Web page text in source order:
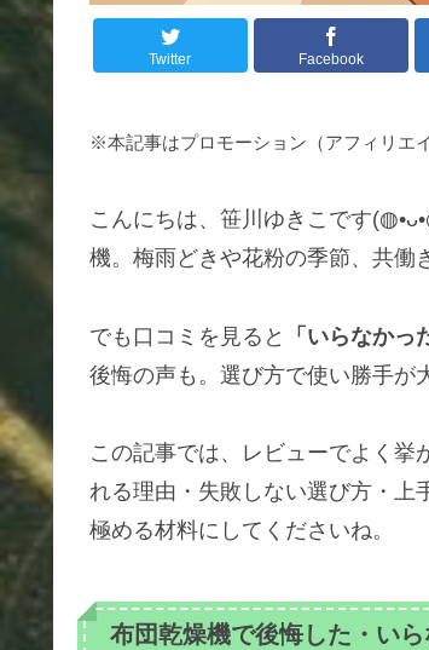
Twitter Facebook
※本記事はプロモーション（アフィリエ
こんにちは、笹川ゆきこです
機。梅雨どきや花粉の季節、共働
でも口コミを見ると 「いらなか
後悔の声も。選び方で使い勝手が
この記事では、レビューでよく挙
れる理由・失敗しない選び方・上
極める材料にしてくださいね。
布団乾燥機で後悔した・い